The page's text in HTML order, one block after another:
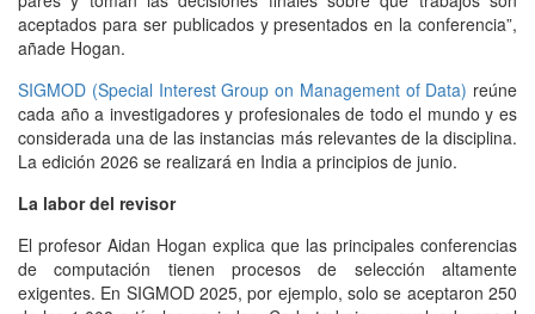
aceptados para ser publicados y presentados en la conferencia”,
añade Hogan.
SIGMOD (Special Interest Group on Management of Data) reúne
cada año a investigadores y profesionales de todo el mundo y es
considerada una de las instancias más relevantes de la disciplina.
La edición 2026 se realizará en India a principios de junio.
La labor del revisor
El profesor Aidan Hogan explica que las principales conferencias
de computación tienen procesos de selección altamente
exigentes. En SIGMOD 2025, por ejemplo, solo se aceptaron 250